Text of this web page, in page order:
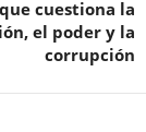
cuestiona la
el poder y la
corrupción